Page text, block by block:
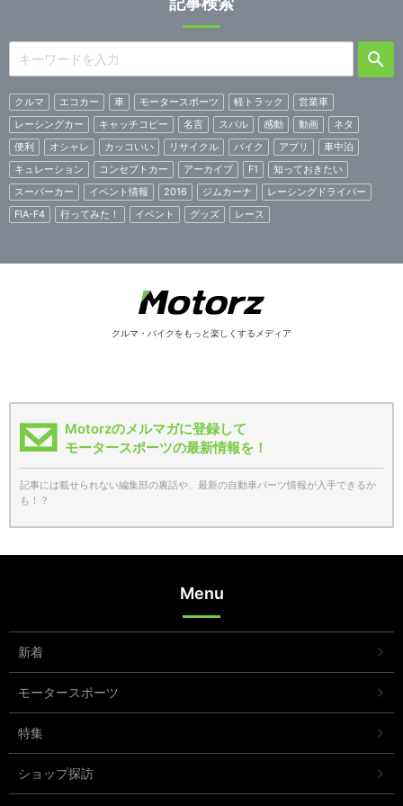
クルマ エコカー 車 モータースポーツ 軽トラック
営業車
レーシングカー
キャッチコピー 名言 スバル 感動 動画
ネタ
便利
オシャレ カッコいい リサイクル バイク アプリ
車中泊
キュレーション
コンセプトカー アーカイブ F1
知っておきたい
スーパーカー
イベント情報 2016 ジムカーナ
レーシングドライバー
FIA-F4
行ってみた！ イベント グッズ レース
クルマ・バイクをもっと楽しくするメディア
Motorzのメルマガに登録して
モータースポーツの最新情報を！
記事には載せられない編集部の裏話や、最新の自動車パーツ情報が入手できるか
も！？
Menu
新着
モータースポーツ
特集
ショップ探訪